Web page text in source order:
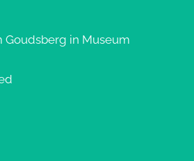
Goudsberg in Museum